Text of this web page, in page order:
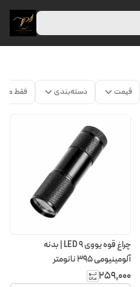
قیمت دسته‌بندی فقط
چراغ قوه یووی ۹ LED | بدنه
آلومینیومی ۳۹۵ نانومتر
۲۵۹٬۰۰۰